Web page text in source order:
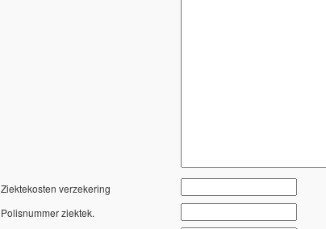
Ziektekosten verzekering
Polisnummer ziektek.